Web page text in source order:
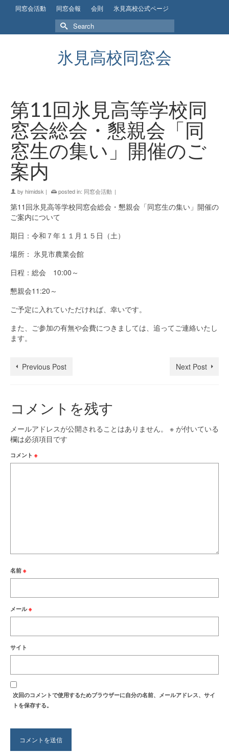
同窓会活動 同窓会報 会則 氷見高校公式ページ
Search
for:
氷見高校同窓会
第11回氷見高等学校同
窓会総会・懇親会「同
窓生の集い」開催のご
案内
by himidsk | posted in: 同窓会活動 |
第11回氷見高等学校同窓会総会・懇親会「同窓生の集い」開催の
ご案内について
期日：令和７年１１月１５日（土）
場所： 氷見市農業会館
日程：総会 10:00～
懇親会11:20～
ご予定に入れていただければ、幸いです。
また、ご参加の有無や会費につきましては、追ってご連絡いたし
ます。
Previous Post Next Post
コメントを残す
メールアドレスが公開されることはありません。 ※ が付いている
欄は必須項目です
コメント ※
名前 ※
メール※
サイト
次回のコメントで使用するためブラウザーに自分の名前、メールアドレス、サイ
トを保存する。